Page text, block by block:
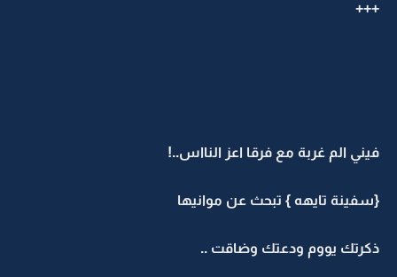
+++
فيني الم غربة مع فرقا اعز النااس..!
{سفينة تايهه } تبحث عن موانيها
ذكرتك يووم ودعتك وضاقت ..